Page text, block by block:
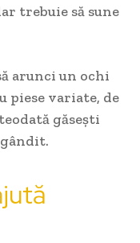
trebuie să sune
arunci un ochi
piese variate, de
găsești